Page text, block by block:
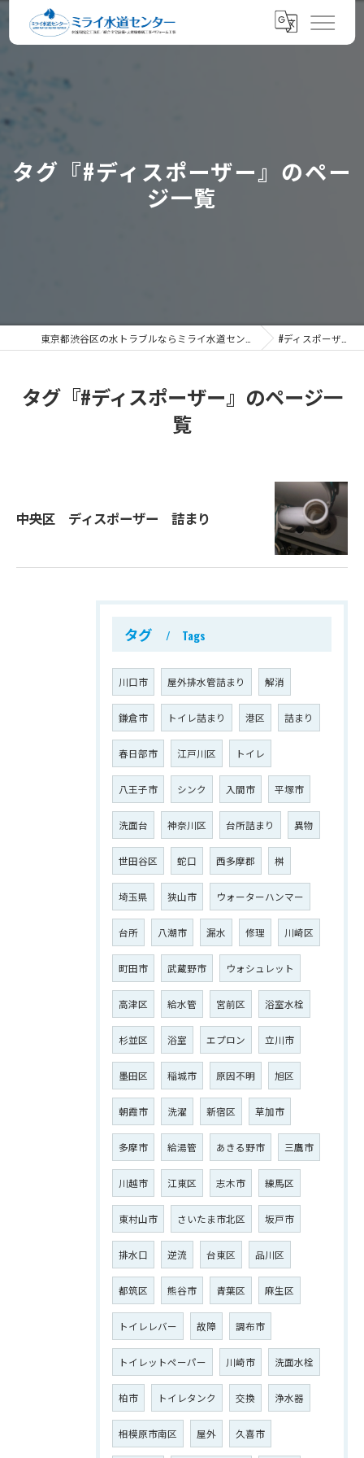
タグ『#ディスポーザー』のペー
ジ一覧
#ディスポーザー
タグ『#ディスポーザー』のページ一
覧
中央区 ディスポーザー 詰まり
タグ Tags
川口市 屋外排水管詰まり 解消
鎌倉市 トイレ詰まり 港区 詰まり
春日部市 江戸川区 トイレ
八王子市 シンク 入間市 平塚市
洗面台 神奈川区 台所詰まり 異物
世田谷区 蛇口 西多摩郡 桝
埼玉県 狭山市 ウォーターハンマー
台所 八潮市 漏水 修理 川崎区
町田市 武蔵野市 ウォシュレット
高津区 給水管 宮前区 浴室水栓
杉並区 浴室 エプロン 立川市
墨田区 稲城市 原因不明 旭区
朝霞市 洗濯 新宿区 草加市
多摩市 給湯管 あきる野市 三鷹市
川越市 江東区 志木市 練馬区
東村山市 さいたま市北区 坂戸市
排水口 逆流 台東区 品川区
都筑区 熊谷市 青葉区 麻生区
トイレレバー 故障 調布市
トイレットペーパー 川崎市 洗面水栓
柏市 トイレタンク 交換 浄水器
相模原市南区 屋外 久喜市